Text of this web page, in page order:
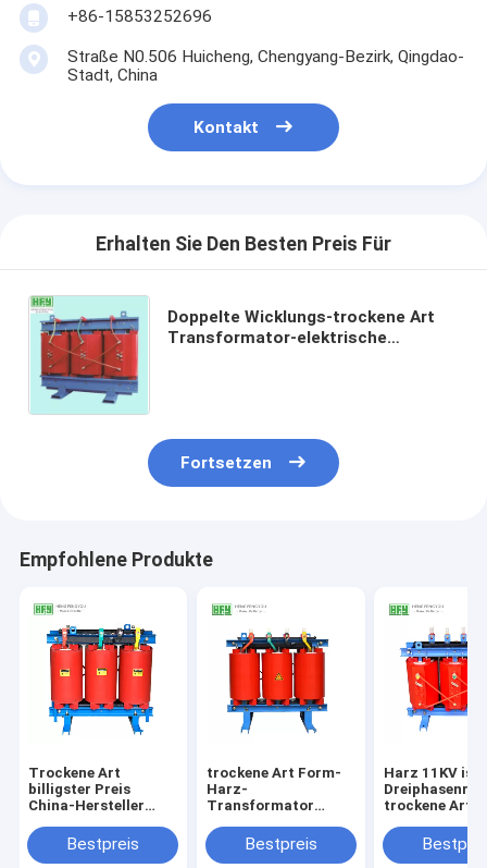
+86-15853252696
Straße N0.506 Huicheng, Chengyang-Bezirk, Qingdao-
Stadt, China
Kontakt
Erhalten Sie Den Besten Preis Für
Doppelte Wicklungs-trockene Art
Transformator-elektrische
Fortsetzen
Empfohlene Produkte
Trockene Art
billigster Preis
China-Hersteller
500kva 800kva des
Transformators
Bestpreis
trockene Art Form-
Harz-
Transformator
Inneninstallation
Bestpreis
Harz 11KV
trockene Art